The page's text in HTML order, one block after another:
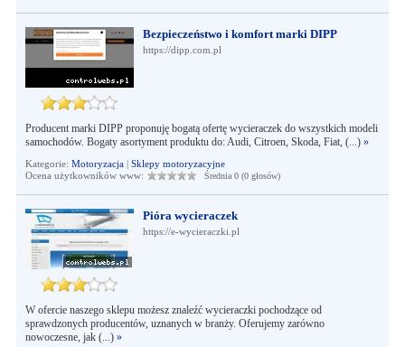
Bezpieczeństwo i komfort marki DIPP
https://dipp.com.pl
Producent marki DIPP proponuję bogatą ofertę wycieraczek do wszystkich modeli
samochodów. Bogaty asortyment produktu do: Audi, Citroen, Skoda, Fiat, (...) »
Kategorie: Motoryzacja| Sklepy motoryzacyjne
Ocena użytkowników www:
Średnia 0 (0 głosów)
Pióra wycieraczek
https://e-wycieraczki.pl
W ofercie naszego sklepu możesz znaleźć wycieraczki pochodzące od
sprawdzonych producentów, uznanych w branży. Oferujemy zarówno
nowoczesne, jak (...) »